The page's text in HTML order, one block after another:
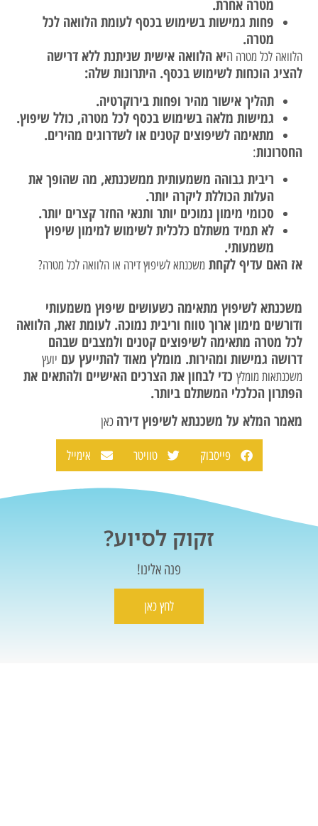
מטרה אחרת.
פחות גמישות בשימוש בכסף לעומת הלוואה לכל
מטרה.
הלוואה לכל מטרה היא הלוואה אישית שניתנת ללא דרישה
להציג הוכחות לשימוש בכסף. היתרונות שלה:
תהליך אישור מהיר ופחות בירוקרטיה.
גמישות מלאה בשימוש בכסף לכל מטרה, כולל שיפוץ.
מתאימה לשיפוצים קטנים או לשדרוגים מהירים.
החסרונות:
ריבית גבוהה משמעותית ממשכנתא, מה שהופך את
העלות הכוללת ליקרה יותר.
סכומי מימון נמוכים יותר ותנאי החזר קצרים יותר.
לא תמיד משתלם כלכלית לשימוש למימון שיפוץ
משמעותי.
אז האם עדיף לקחת משכנתא לשיפוץ דירה או הלוואה לכל מטרה?
משכנתא לשיפוץ מתאימה כשעושים שיפוץ משמעותי
ודורשים מימון ארוך טווח וריבית נמוכה. לעומת זאת, הלוואה
לכל מטרה מתאימה לשיפוצים קטנים ולמצבים שבהם
דרושה גמישות ומהירות. מומלץ מאוד להתייעץ עם יועץ
משכנתאות מומלץ כדי לבחון את הצרכים האישיים ולהתאים את
הפתרון הכלכלי המשתלם ביותר.
מאמר המלא על משכנתא לשיפוץ דירה כאן
פייסבוק טוויטר אימייל
זקוק לסיוע?
פנה אלינו!
לחץ כאן